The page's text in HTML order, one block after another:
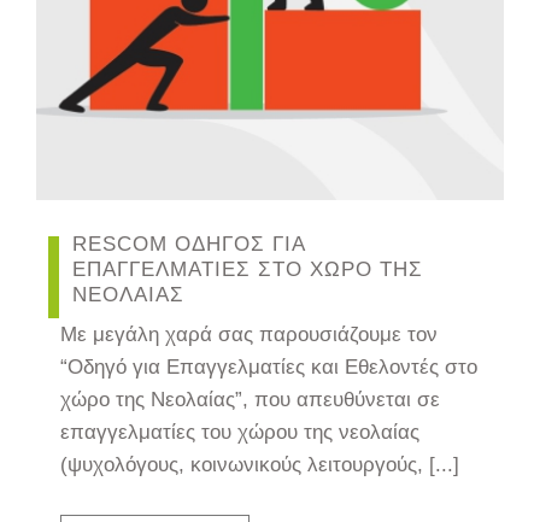
RESCOM ΟΔΗΓΟΣ ΓΙΑ
ΕΠΑΓΓΕΛΜΑΤΙΕΣ ΣΤΟ ΧΩΡΟ ΤΗΣ
ΝΕΟΛΑΙΑΣ
Με μεγάλη χαρά σας παρουσιάζουμε τον
“Οδηγό για Επαγγελματίες και Εθελοντές στο
χώρο της Νεολαίας”, που απευθύνεται σε
επαγγελματίες του χώρου της νεολαίας
(ψυχολόγους, κοινωνικούς λειτουργούς, [...]